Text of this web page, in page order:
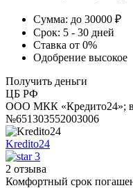
Сумма: до 30000 ₽
Срок: 5 - 30 дней
Ставка от 0%
Одобрение высокое
Получить деньги
ЦБ РФ
ООО МКК «Кредито24»;
№651303552003006
Kredito24
3
2 отзыва
Комфортный срок